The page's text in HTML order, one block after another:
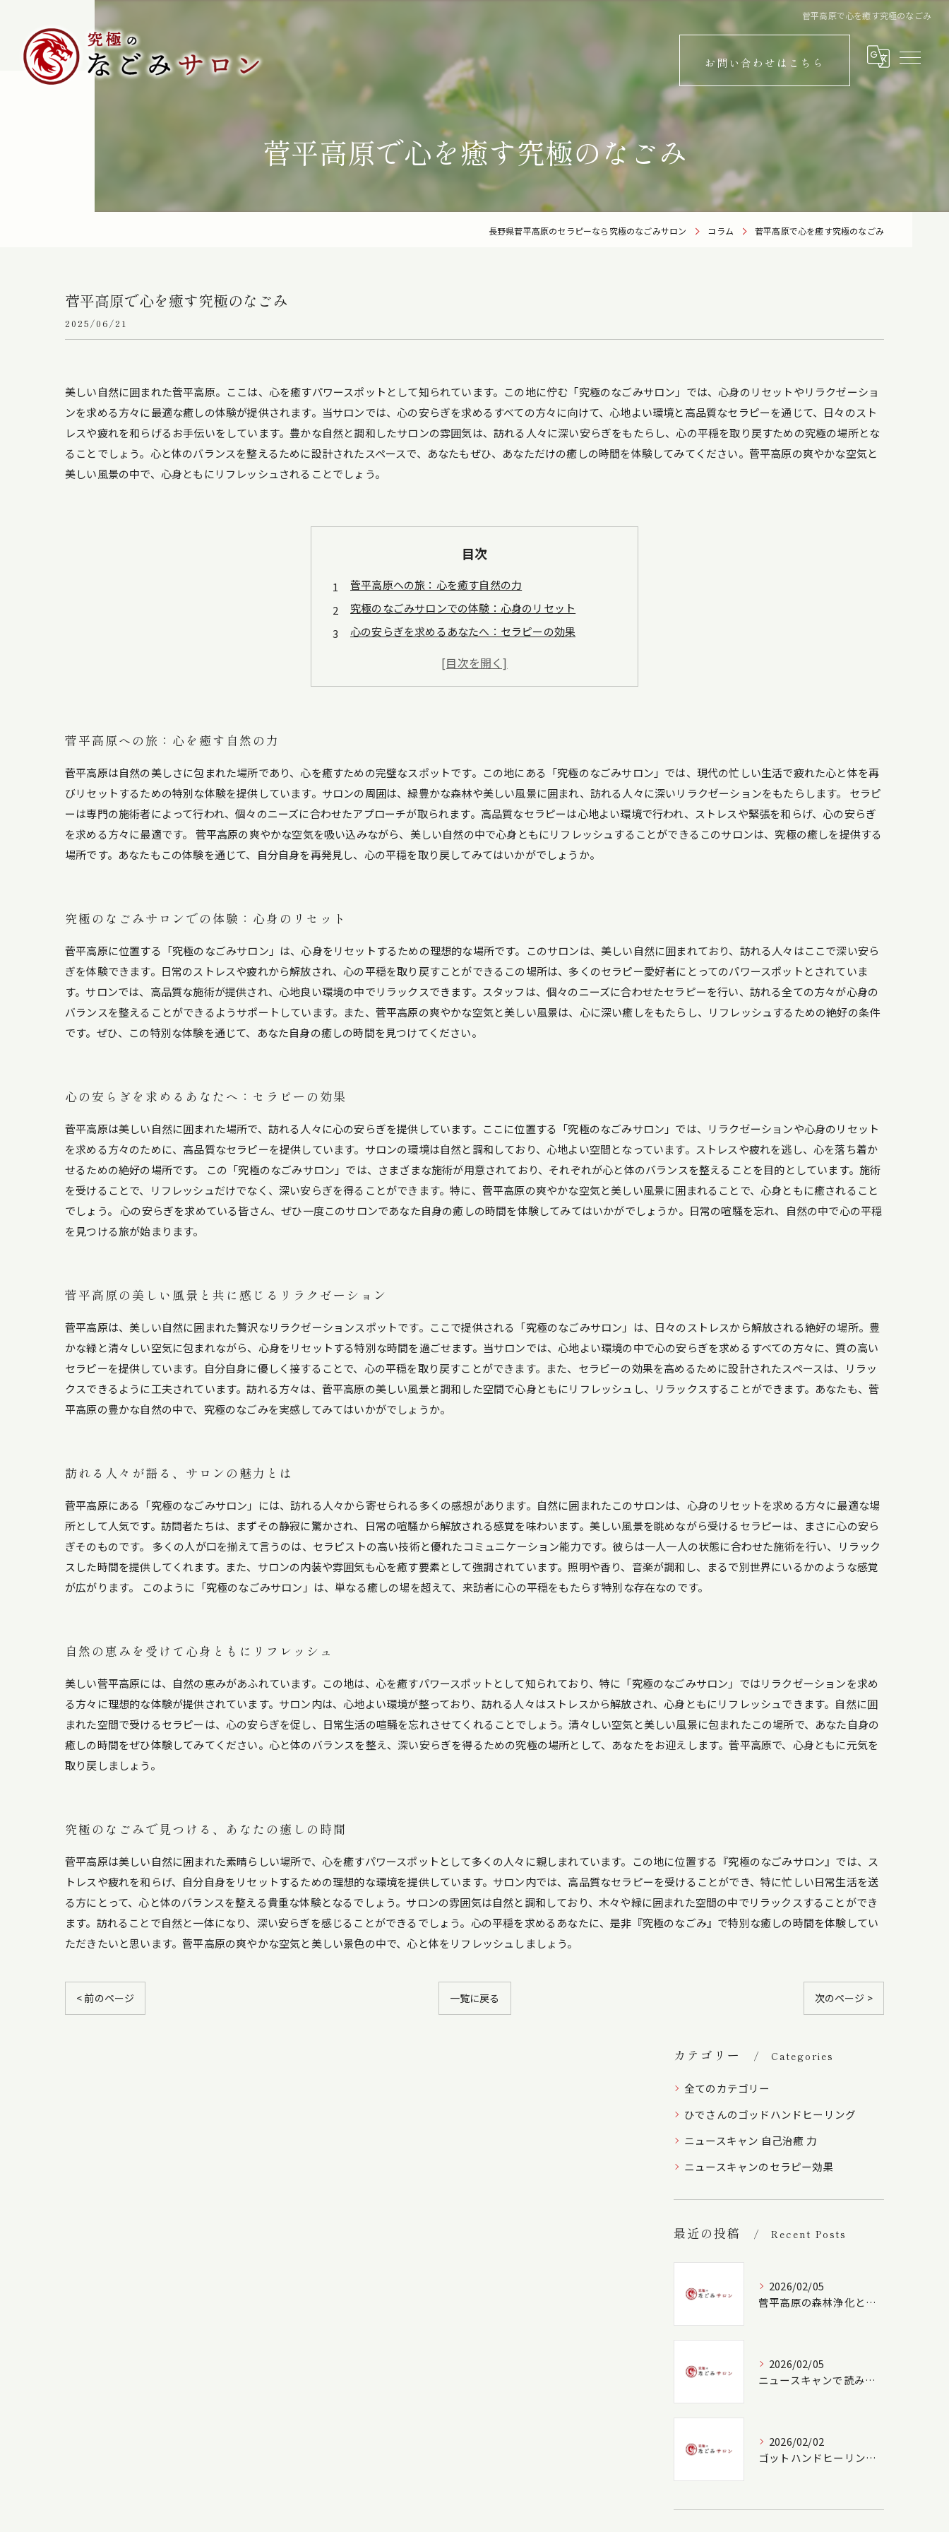
菅平高原で心を癒す究極のなごみ
お問い合わせはこちら
菅平高原で心を癒す究極のなごみ
長野県菅平高原のセラピーなら究極のなごみサロン コラム 菅平高原で心を癒す究極のなごみ
菅平高原で心を癒す究極のなごみ
2025/06/21
美しい自然に囲まれた菅平高原。ここは、心を癒すパワースポットとして知られています。この地に佇む「究極のなごみサロン」では、心身のリセットやリラクゼーショ
ンを求める方々に最適な癒しの体験が提供されます。当サロンでは、心の安らぎを求めるすべての方々に向けて、心地よい環境と高品質なセラピーを通じて、日々のスト
レスや疲れを和らげるお手伝いをしています。豊かな自然と調和したサロンの雰囲気は、訪れる人々に深い安らぎをもたらし、心の平穏を取り戻すための究極の場所とな
ることでしょう。心と体のバランスを整えるために設計されたスペースで、あなたもぜひ、あなただけの癒しの時間を体験してみてください。菅平高原の爽やかな空気と
美しい風景の中で、心身ともにリフレッシュされることでしょう。
目次
菅平高原への旅：心を癒す自然の力
究極のなごみサロンでの体験：心身のリセット
心の安らぎを求めるあなたへ：セラピーの効果
菅平高原の美しい風景と共に感じるリラクゼーション
菅平高原への旅：心を癒す自然の力
菅平高原は自然の美しさに包まれた場所であり、心を癒すための完璧なスポットです。この地にある「究極のなごみサロン」では、現代の忙しい生活で疲れた心と体を再
びリセットするための特別な体験を提供しています。サロンの周囲は、緑豊かな森林や美しい風景に囲まれ、訪れる人々に深いリラクゼーションをもたらします。 セラピ
ーは専門の施術者によって行われ、個々のニーズに合わせたアプローチが取られます。高品質なセラピーは心地よい環境で行われ、ストレスや緊張を和らげ、心の安らぎ
を求める方々に最適です。 菅平高原の爽やかな空気を吸い込みながら、美しい自然の中で心身ともにリフレッシュすることができるこのサロンは、究極の癒しを提供する
場所です。あなたもこの体験を通じて、自分自身を再発見し、心の平穏を取り戻してみてはいかがでしょうか。
究極のなごみサロンでの体験：心身のリセット
菅平高原に位置する「究極のなごみサロン」は、心身をリセットするための理想的な場所です。このサロンは、美しい自然に囲まれており、訪れる人々はここで深い安ら
ぎを体験できます。日常のストレスや疲れから解放され、心の平穏を取り戻すことができるこの場所は、多くのセラピー愛好者にとってのパワースポットとされていま
す。サロンでは、高品質な施術が提供され、心地良い環境の中でリラックスできます。スタッフは、個々のニーズに合わせたセラピーを行い、訪れる全ての方々が心身の
バランスを整えることができるようサポートしています。また、菅平高原の爽やかな空気と美しい風景は、心に深い癒しをもたらし、リフレッシュするための絶好の条件
です。ぜひ、この特別な体験を通じて、あなた自身の癒しの時間を見つけてください。
心の安らぎを求めるあなたへ：セラピーの効果
菅平高原は美しい自然に囲まれた場所で、訪れる人々に心の安らぎを提供しています。ここに位置する「究極のなごみサロン」では、リラクゼーションや心身のリセット
を求める方々のために、高品質なセラピーを提供しています。サロンの環境は自然と調和しており、心地よい空間となっています。ストレスや疲れを逃し、心を落ち着か
せるための絶好の場所です。 この「究極のなごみサロン」では、さまざまな施術が用意されており、それぞれが心と体のバランスを整えることを目的としています。施術
を受けることで、リフレッシュだけでなく、深い安らぎを得ることができます。特に、菅平高原の爽やかな空気と美しい風景に囲まれることで、心身ともに癒されること
でしょう。 心の安らぎを求めている皆さん、ぜひ一度このサロンであなた自身の癒しの時間を体験してみてはいかがでしょうか。日常の喧騒を忘れ、自然の中で心の平穏
を見つける旅が始まります。
菅平高原の美しい風景と共に感じるリラクゼーション
菅平高原は、美しい自然に囲まれた贅沢なリラクゼーションスポットです。ここで提供される「究極のなごみサロン」は、日々のストレスから解放される絶好の場所。豊
かな緑と清々しい空気に包まれながら、心身をリセットする特別な時間を過ごせます。当サロンでは、心地よい環境の中で心の安らぎを求めるすべての方々に、質の高い
セラピーを提供しています。自分自身に優しく接することで、心の平穏を取り戻すことができます。また、セラピーの効果を高めるために設計されたスペースは、リラッ
クスできるように工夫されています。訪れる方々は、菅平高原の美しい風景と調和した空間で心身ともにリフレッシュし、リラックスすることができます。あなたも、菅
平高原の豊かな自然の中で、究極のなごみを実感してみてはいかがでしょうか。
訪れる人々が語る、サロンの魅力とは
菅平高原にある「究極のなごみサロン」には、訪れる人々から寄せられる多くの感想があります。自然に囲まれたこのサロンは、心身のリセットを求める方々に最適な場
所として人気です。訪問者たちは、まずその静寂に驚かされ、日常の喧騒から解放される感覚を味わいます。美しい風景を眺めながら受けるセラピーは、まさに心の安ら
ぎそのものです。 多くの人が口を揃えて言うのは、セラピストの高い技術と優れたコミュニケーション能力です。彼らは一人一人の状態に合わせた施術を行い、リラック
スした時間を提供してくれます。また、サロンの内装や雰囲気も心を癒す要素として強調されています。照明や香り、音楽が調和し、まるで別世界にいるかのような感覚
が広がります。 このように「究極のなごみサロン」は、単なる癒しの場を超えて、来訪者に心の平穏をもたらす特別な存在なのです。
自然の恵みを受けて心身ともにリフレッシュ
美しい菅平高原には、自然の恵みがあふれています。この地は、心を癒すパワースポットとして知られており、特に「究極のなごみサロン」ではリラクゼーションを求め
る方々に理想的な体験が提供されています。サロン内は、心地よい環境が整っており、訪れる人々はストレスから解放され、心身ともにリフレッシュできます。自然に囲
まれた空間で受けるセラピーは、心の安らぎを促し、日常生活の喧騒を忘れさせてくれることでしょう。清々しい空気と美しい風景に包まれたこの場所で、あなた自身の
癒しの時間をぜひ体験してみてください。心と体のバランスを整え、深い安らぎを得るための究極の場所として、あなたをお迎えします。菅平高原で、心身ともに元気を
取り戻しましょう。
究極のなごみで見つける、あなたの癒しの時間
菅平高原は美しい自然に囲まれた素晴らしい場所で、心を癒すパワースポットとして多くの人々に親しまれています。この地に位置する『究極のなごみサロン』では、ス
トレスや疲れを和らげ、自分自身をリセットするための理想的な環境を提供しています。サロン内では、高品質なセラピーを受けることができ、特に忙しい日常生活を送
る方にとって、心と体のバランスを整える貴重な体験となるでしょう。サロンの雰囲気は自然と調和しており、木々や緑に囲まれた空間の中でリラックスすることができ
ます。訪れることで自然と一体になり、深い安らぎを感じることができるでしょう。心の平穏を求めるあなたに、是非『究極のなごみ』で特別な癒しの時間を体験してい
ただきたいと思います。菅平高原の爽やかな空気と美しい景色の中で、心と体をリフレッシュしましょう。
< 前のページ 一覧に戻る 次のページ >
カテゴリー Categories
全てのカテゴリー
ひでさんのゴッドハンドヒーリング
ニュースキャン 自己治癒 力
ニュースキャンのセラピー効果
最近の投稿 Recent Posts
2026/02/05
菅平高原の森林浄化と野鳥癒し空間
2026/02/05
ニュースキャンで読み解く心身のバランスケア
2026/02/02
ゴットハンドヒーリングの技術深化法